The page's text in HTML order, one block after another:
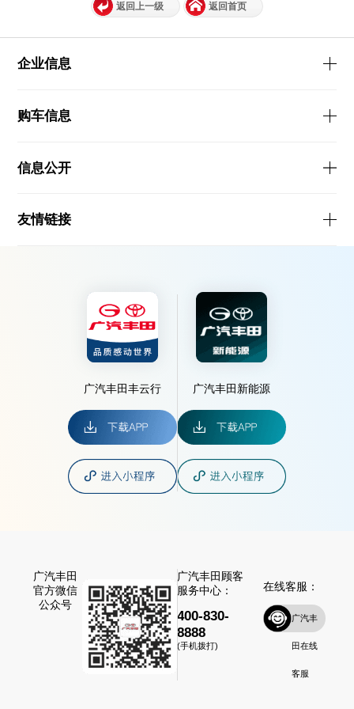
返回上一级 返回首页
企业信息
购车信息
信息公开
友情链接
广汽丰田丰云行 广汽丰田新能源
广汽丰田
官方微信
公众号
广汽丰田顾客
服务中心：
400-830-
8888
(手机拨打)
在线客服：
广汽丰
田在线
客服